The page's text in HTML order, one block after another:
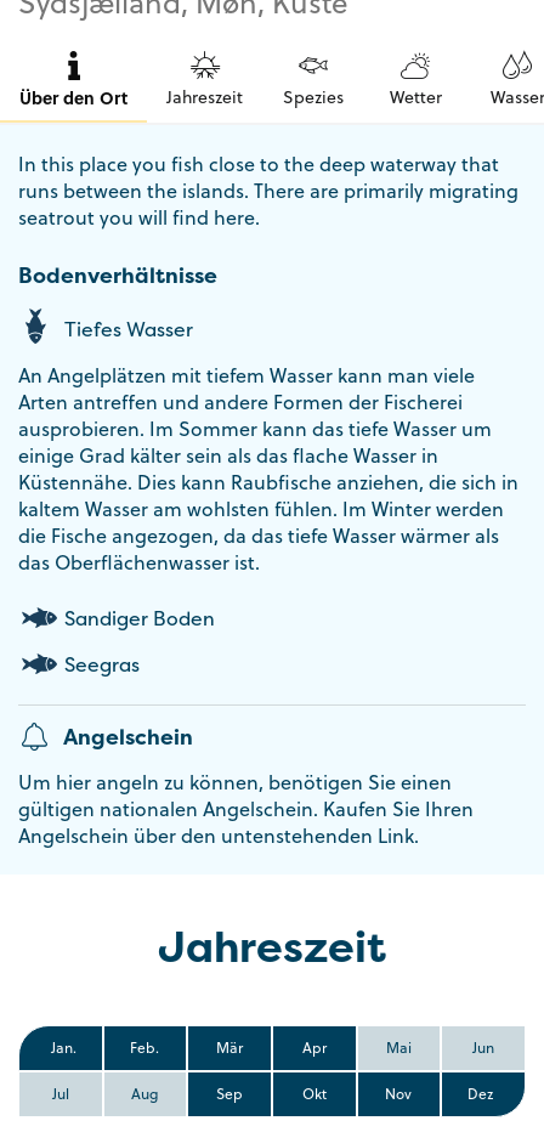
Über den Ort Jahreszeit Spezies Wetter Wasser
In this place you fish close to the deep waterway that
runs between the islands. There are primarily migrating
seatrout you will find here.
Bodenverhältnisse
Tiefes Wasser
An Angelplätzen mit tiefem Wasser kann man viele
Arten antreffen und andere Formen der Fischerei
ausprobieren. Im Sommer kann das tiefe Wasser um
einige Grad kälter sein als das flache Wasser in
Küstennähe. Dies kann Raubfische anziehen, die sich in
kaltem Wasser am wohlsten fühlen. Im Winter werden
die Fische angezogen, da das tiefe Wasser wärmer als
das Oberflächenwasser ist.
Sandiger Boden
Seegras
Angelschein
Um hier angeln zu können, benötigen Sie einen
gültigen nationalen Angelschein. Kaufen Sie Ihren
Angelschein über den untenstehenden Link.
Jahreszeit
Jan. Feb. Mär Apr Mai Jun
Jul Aug Sep Okt Nov Dez